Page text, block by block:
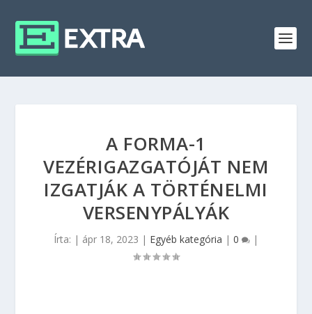
A FORMA-1
VEZÉRIGAZGATÓJÁT NEM
IZGATJÁK A TÖRTÉNELMI
VERSENYPÁLYÁK
Írta: | ápr 18, 2023 | Egyéb kategória | 0 |